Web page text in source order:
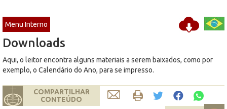
Menu Interno
Downloads
Aqui, o leitor encontra alguns materiais a serem baixados, como por
exemplo, o Calendário do Ano, para se impresso.
COMPARTILHAR
CONTEÚDO